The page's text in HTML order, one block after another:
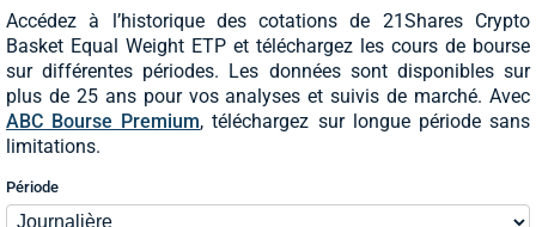
Accédez à l’historique des cotations de 21Shares Crypto
Basket Equal Weight ETP et téléchargez les cours de bourse
sur différentes périodes. Les données sont disponibles sur
plus de 25 ans pour vos analyses et suivis de marché. Avec
ABC Bourse Premium, téléchargez sur longue période sans
limitations.
Période